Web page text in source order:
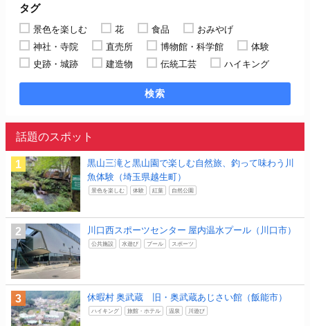
タグ
景色を楽しむ 花 食品
おみやげ
神社・寺院
直売所 博物館・科学館
体験
史跡・城跡
建造物 伝統工芸 ハイキング
検索
話題のスポット
黒山三滝と黒山園で楽しむ自然旅、釣って味わう川
魚体験（埼玉県越生町）
景色を楽しむ 体験 紅葉 自然公園
川口西スポーツセンター 屋内温水プール（川口市）
公共施設 水遊び プール スポーツ
休暇村 奥武蔵 旧・奥武蔵あじさい館（飯能市）
ハイキング 旅館・ホテル 温泉 川遊び